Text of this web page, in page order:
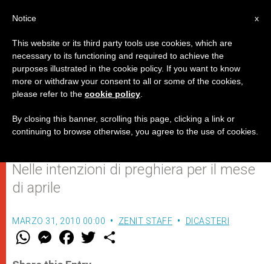
Benedetto XVI chiede rispetto,
tolleranza e dialogo tra le
religioni
Nelle intenzioni di preghiera per il mese
di aprile
MARZO 31, 2010 00:00 ZENIT STAFF DICASTERI
W
t
M
e
s
F
a
e
w
x
Notice
This website or its third party tools use cookies, which are
necessary to its functioning and required to achieve the
purposes illustrated in the cookie policy. If you want to know
more or withdraw your consent to all or some of the cookies,
please refer to the cookie policy
By closing this banner, scrolling this page, clicking a link or
continuing to browse otherwise, you agree to the use of cookies.